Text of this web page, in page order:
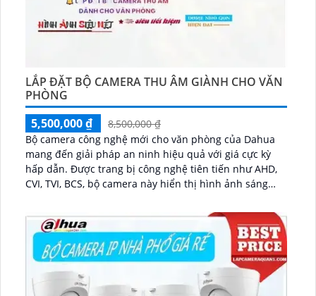
LẮP ĐẶT BỘ CAMERA THU ÂM GIÀNH CHO VĂN
PHÒNG
5,500,000 ₫
8,500,000 ₫
Bộ camera công nghệ mới cho văn phòng của Dahua
mang đến giải pháp an ninh hiệu quả với giá cực kỳ
hấp dẫn. Được trang bị công nghệ tiên tiến như AHD,
CVI, TVI, BCS, bộ camera này hiển thị hình ảnh sáng